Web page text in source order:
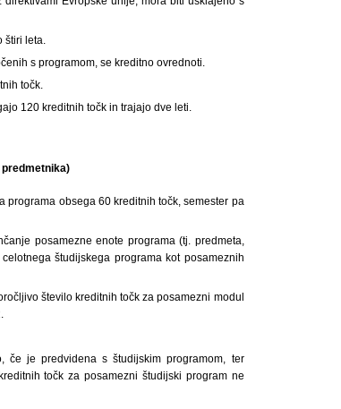
štiri leta.
s programom, se kreditno ovrednoti.
točk.
120 kreditnih točk in trajajo dve leti.
programa obsega 60 kreditnih točk, semester pa
posamezne enote programa (tj. predmeta,
študijskega programa kot posameznih
število kreditnih točk za posamezni modul
če je predvidena s študijskim programom, ter
točk za posamezni študijski program ne